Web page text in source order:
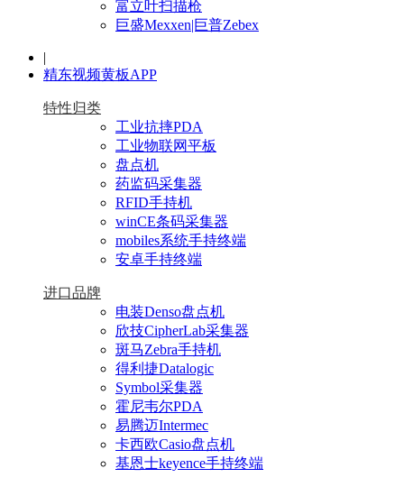
富立叶扫描枪
巨盛Mexxen|巨普Zebex
|
精东视频黄板APP
特性归类
工业抗摔PDA
工业物联网平板
盘点机
药监码采集器
RFID手持机
winCE条码采集器
mobiles系统手持终端
安卓手持终端
进口品牌
电装Denso盘点机
欣技CipherLab采集器
斑马Zebra手持机
得利捷Datalogic
Symbol采集器
霍尼韦尔PDA
易腾迈Intermec
卡西欧Casio盘点机
基恩士keyence手持终端